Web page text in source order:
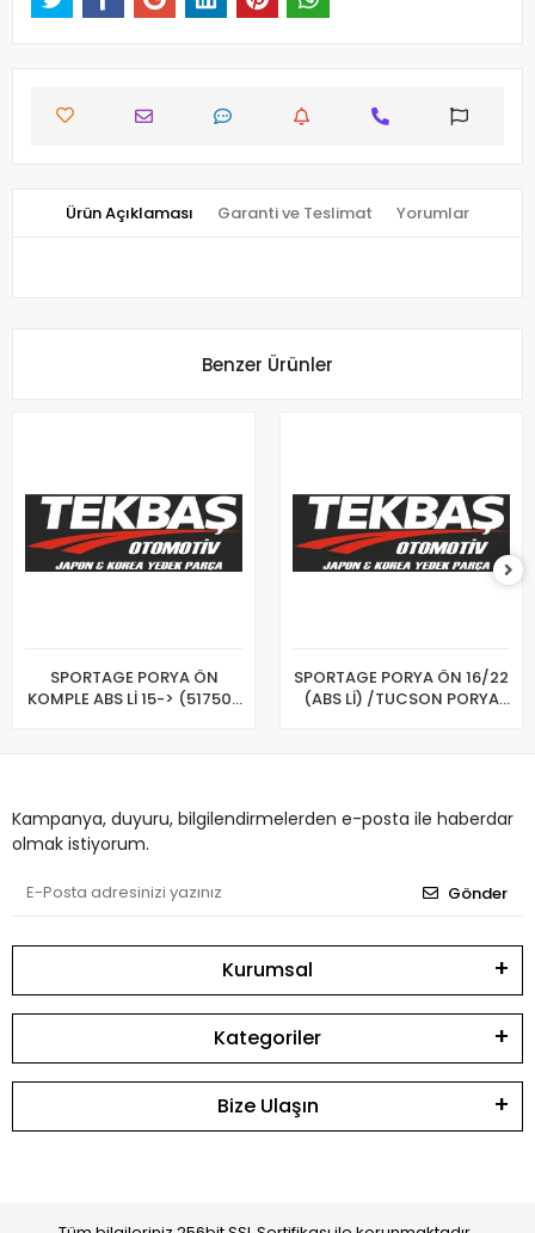
Ürün Açıklaması Garanti ve Teslimat Yorumlar
Benzer Ürünler
SPORTAGE PORYA ÖN
KOMPLE ABS Lİ 15-> (51750-
SPORTAGE PORYA ÖN 16/22
(ABS Lİ) /TUCSON PORYA
Kampanya, duyuru, bilgilendirmelerden e-posta ile haberdar
olmak istiyorum.
Gönder
Kurumsal
Kategoriler
Bize Ulaşın